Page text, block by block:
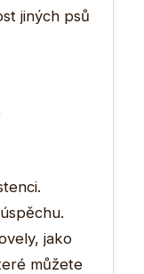
jiných psů
jako
můžete